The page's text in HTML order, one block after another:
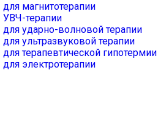
магнитотерапии
УВЧ-терапии
ударно-волновой терапии
ультразвуковой терапии
терапевтической
электротерапии